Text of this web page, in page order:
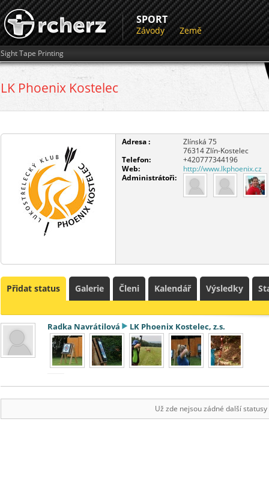
SPORT
Závody Země
Sight Tape Printing
LK Phoenix Kostelec
Adresa :
Zlínská 75
76314Zlín-Kostelec
Telefon:
+420777344196
Web:
http://www.lkphoenix.cz
Administrátoři:
Přidat status Galerie Členi Kalendář Výsledky
Radka Navrátilová LK Phoenix Kostelec, z.s.
Už zde nejsou zádné další statusy